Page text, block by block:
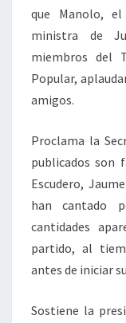
que Manolo,
ministra de
miembros del
Popular,
amigos.
Proclama la
publicados son
Escudero,
han cantado
cantidades
partido, al
antes de iniciar
Sostiene la